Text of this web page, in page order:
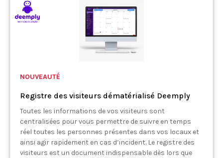
NOUVEAUTÉ
Registre des visiteurs dématérialisé Deemply
Toutes les informations de vos visiteurs sont
centralisées pour vous permettre de suivre en temps
réel toutes les personnes présentes dans vos locaux et
ainsi agir rapidement en cas d’incident. Le registre des
visiteurs est un document indispensable dès lors que